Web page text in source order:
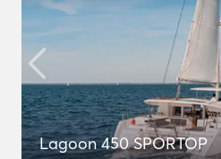
Lagoon 450 SPORTOP